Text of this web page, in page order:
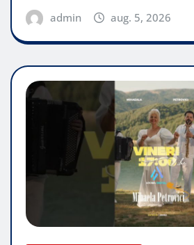
admin aug. 5, 2026